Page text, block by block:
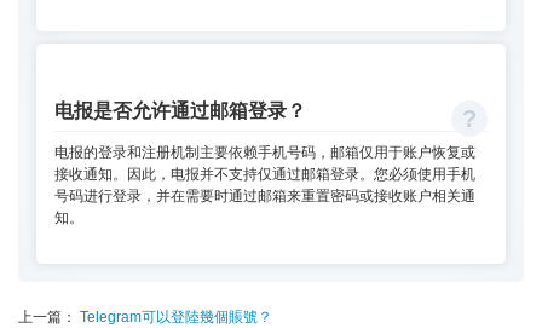
电报是否允许通过邮箱登录？
电报的登录和注册机制主要依赖手机号码，邮箱仅用于账户恢复或
接收通知。因此，电报并不支持仅通过邮箱登录。您必须使用手机
号码进行登录，并在需要时通过邮箱来重置密码或接收账户相关通
知。
上一篇： Telegram可以登陸幾個賬號？